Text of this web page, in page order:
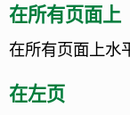
在所有页面上
在所有页面上水
在左页